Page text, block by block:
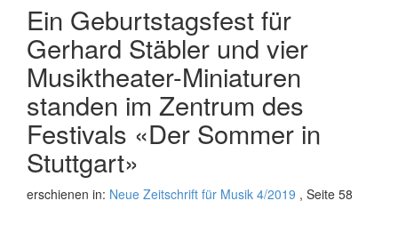
Ein Geburtstagsfest für
Gerhard Stäbler und vier
Musiktheater-Miniaturen
standen im Zentrum des
Festivals «Der Sommer in
Stuttgart»
erschienen in: Neue Zeitschrift für Musik 4/2019 , Seite 58